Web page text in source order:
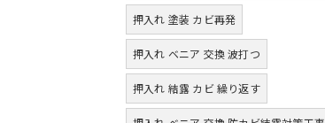
押入れ 塗装 カビ再発
押入れ ベニア 交換 波打つ
押入れ 結露 カビ 繰り返す